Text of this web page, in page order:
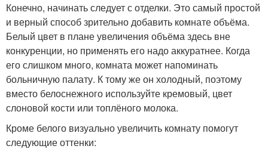
Конечно, начинать следует с отделки. Это самый простой
и верный способ зрительно добавить комнате объёма.
Белый цвет в плане увеличения объёма здесь вне
конкуренции, но применять его надо аккуратнее. Когда
его слишком много, комната может напоминать
больничную палату. К тому же он холодный, поэтому
вместо белоснежного используйте кремовый, цвет
слоновой кости или топлёного молока.
Кроме белого визуально увеличить комнату помогут
следующие оттенки: